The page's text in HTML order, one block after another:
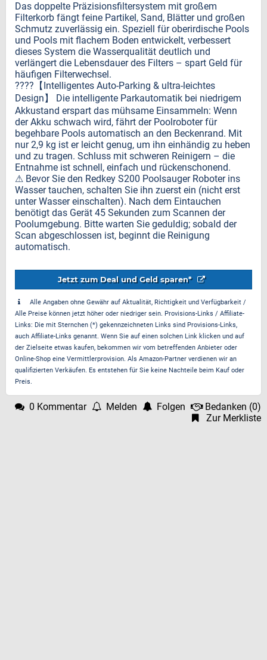
Das doppelte Präzisionsfiltersystem mit großem
Filterkorb fängt feine Partikel, Sand, Blätter und großen
Schmutz zuverlässig ein. Speziell für oberirdische Pools
und Pools mit flachem Boden entwickelt, verbessert
dieses System die Wasserqualität deutlich und
verlängert die Lebensdauer des Filters – spart Geld für
häufigen Filterwechsel.
????【Intelligentes Auto-Parking & ultra-leichtes
Design】 Die intelligente Parkautomatik bei niedrigem
Akkustand erspart das mühsame Einsammeln: Wenn
der Akku schwach wird, fährt der Poolroboter für
begehbare Pools automatisch an den Beckenrand. Mit
nur 2,9 kg ist er leicht genug, um ihn einhändig zu heben
und zu tragen. Schluss mit schweren Reinigern – die
Entnahme ist schnell, einfach und rückenschonend.
⚠ Bevor Sie den Redkey S200 Poolsauger Roboter ins
Wasser tauchen, schalten Sie ihn zuerst ein (nicht erst
unter Wasser einschalten). Nach dem Eintauchen
benötigt das Gerät 45 Sekunden zum Scannen der
Poolumgebung. Bitte warten Sie geduldig; sobald der
Scan abgeschlossen ist, beginnt die Reinigung
automatisch.
Jetzt zum Deal und Geld sparen*
Alle Angaben ohne Gewähr auf Aktualität, Richtigkeit und Verfügbarkeit /
Alle Preise können jetzt höher oder niedriger sein. Provisions-Links / Affiliate-
Links: Die mit Sternchen (*) gekennzeichneten Links sind Provisions-Links,
auch Affiliate-Links genannt. Wenn Sie auf einen solchen Link klicken und auf
der Zielseite etwas kaufen, bekommen wir vom betreffenden Anbieter oder
Online-Shop eine Vermittlerprovision. Als Amazon-Partner verdienen wir an
qualifizierten Verkäufen. Es entstehen für Sie keine Nachteile beim Kauf oder
Preis.
0 Kommentar Melden Folgen Bedanken (0)
Zur Merkliste